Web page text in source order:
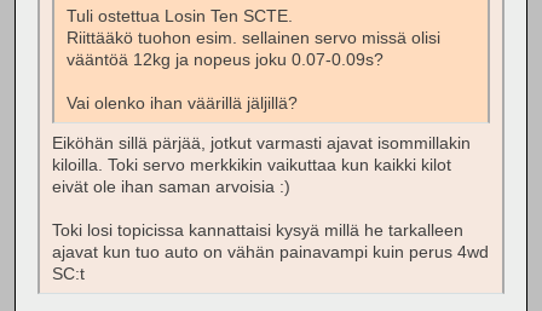
Tuli ostettua Losin Ten SCTE.
Riittääkö tuohon esim. sellainen servo missä olisi
vääntöä 12kg ja nopeus joku 0.07-0.09s?
Vai olenko ihan väärillä jäljillä?
Eiköhän sillä pärjää, jotkut varmasti ajavat isommillakin
kiloilla. Toki servo merkkikin vaikuttaa kun kaikki kilot
eivät ole ihan saman arvoisia :)
Toki losi topicissa kannattaisi kysyä millä he tarkalleen
ajavat kun tuo auto on vähän painavampi kuin perus 4wd
SC:t